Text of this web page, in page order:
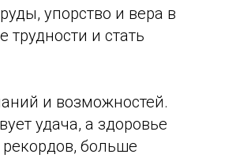
упорство и вера в
трудности и стать
и возможностей.
удача, а здоровье
больше